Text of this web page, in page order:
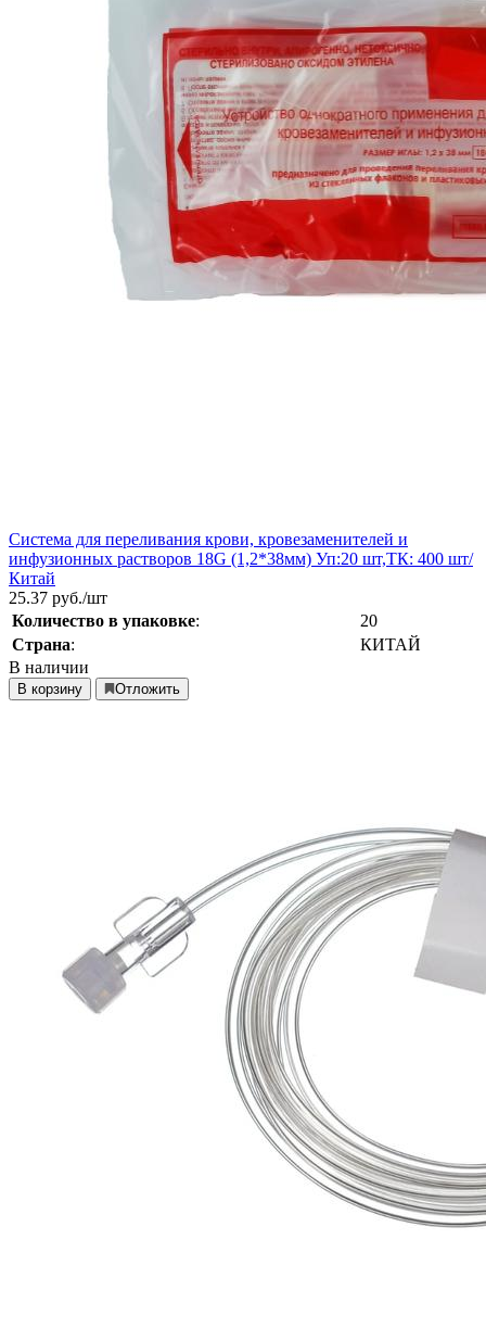
Система для переливания крови, кровезаменителей и
инфузионных растворов 18G (1,2*38мм) Уп:20 шт,ТК: 400 шт/
Китай
25.37 руб./шт
Количество в упаковке:
20
Страна:
КИТАЙ
В наличии
В корзину Отложить